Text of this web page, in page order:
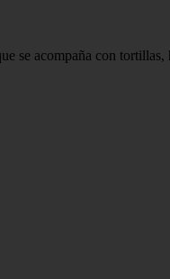
se acompaña con